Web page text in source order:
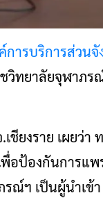
การบริการส่วนจั
ทยาลัยจุฬาภร
ยงราย เผยว่า
ป้องกันการแพ
ณ์ฯ เป็นผู้นำเข้